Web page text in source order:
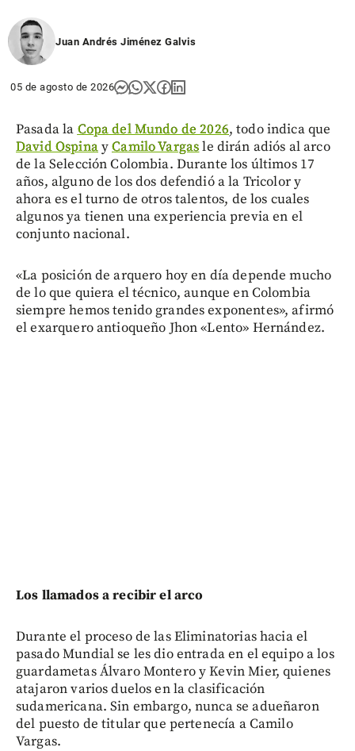
Juan Andrés Jiménez Galvis
05 de agosto de 2026
Pasada la Copa del Mundo de 2026, todo indica que
David OspinayCamilo Vargasle dirán adiós al arco
de la Selección Colombia. Durante los últimos 17
años, alguno de los dos defendió a la Tricolor y
ahora es el turno de otros talentos, de los cuales
algunos ya tienen una experiencia previa en el
conjunto nacional.
«La posición de arquero hoy en día depende mucho
de lo que quiera el técnico, aunque en Colombia
siempre hemos tenido grandes exponentes», afirmó
el exarquero antioqueño Jhon «Lento» Hernández.
Los llamados a recibir el arco
Durante el proceso de las Eliminatorias hacia el
pasado Mundial se les dio entrada en el equipo a los
guardametas Álvaro Montero y Kevin Mier, quienes
atajaron varios duelos en la clasificación
sudamericana. Sin embargo, nunca se adueñaron
del puesto de titular que pertenecía a Camilo
Vargas.